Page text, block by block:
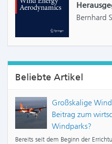
Bernhard
Beliebte Artikel
Großskalige
Beitrag zum
Windparks?
Bereits seit dem Beginn der